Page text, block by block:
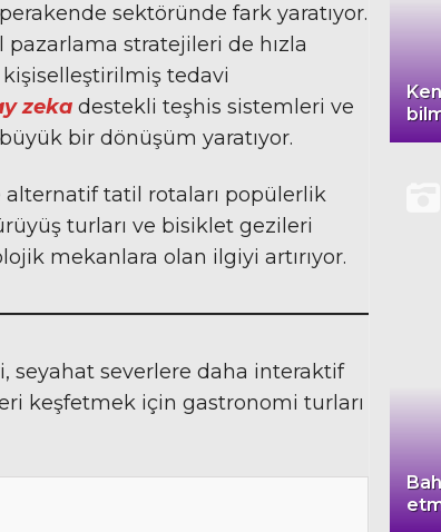
sektöründe fark yaratıyor.
stratejileri de hızla
tedavi
zeka destekli teşhis sistemleri ve
bir dönüşüm yaratıyor.
alternatif tatil rotaları popülerlik
turları ve bisiklet gezileri
mekanlara olan ilgiyi artırıyor.
seyahat severlere daha interaktif
keşfetmek için gastronomi turları